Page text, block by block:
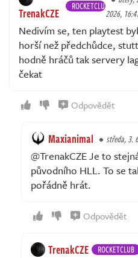
TrenakCZE ROCKETCLUB
2026,
Nedivím se, ten playtest
horší než předchůdce,
hodně hráčů tak servery
čekat
Odpovědět
Maxianimal středa, 3.
@TrenakCZE Je to
původního HLL. To se
pořádně hrát.
Odpovědět
TrenakCZE ROCKETCLUB